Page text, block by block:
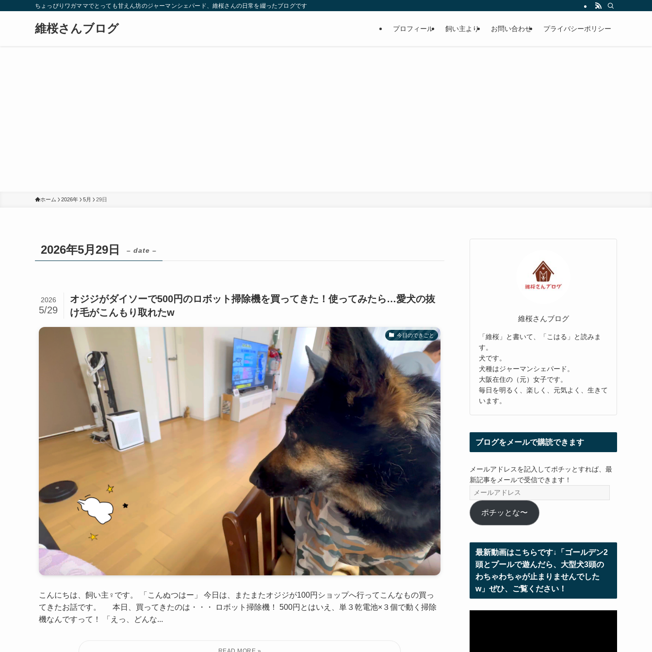
ちょっぴりワガママでとっても甘えん坊のジャーマンシェパード、維桜さんの日常を綴ったブログです
維桜さんブログ プロフィール 飼い主より お問い合わせ プライバシーポリシー
ホーム 2026年 5月 29日
2026年5月29日 – date –
オジジがダイソーで500円のロボット掃除機を買ってきた！使ってみたら…愛犬の抜
け毛がこんもり取れたw
2026
5/29
今日のできごと
こんにちは、飼い主♀です。 「こんぬつはー」 今日は、またまたオジジが100円ショップへ行ってこんなもの買っ
てきたお話です。 本日、買ってきたのは・・・ ロボット掃除機！ 500円とはいえ、単３乾電池×３個で動く掃除
機なんですって！ 「えっ、どんな...
維桜さんブログ
「維桜」と書いて、「こはる」と読みま
す。
犬です。
犬種はジャーマンシェパード。
大阪在住の（元）女子です。
毎日を明るく、楽しく、元気よく、生きて
います。
ブログをメールで購読できます
メールアドレスを記入してポチッとすれば、最
新記事をメールで受信できます！
ー
ル
ア
レ
ス
ポチッとな〜
最新動画はこちらです↓「ゴールデン2
頭とプールで遊んだら、大型犬3頭の
わちゃわちゃが止まりませんでした
w」ぜひ、ご覧ください！